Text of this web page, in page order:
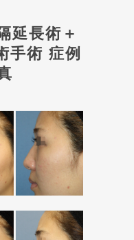
延長術＋
手術 症例